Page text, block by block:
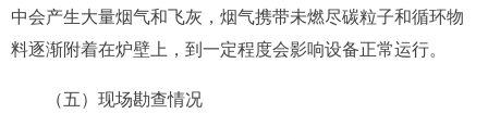
中会产生大量烟气和飞灰，烟气携带未燃尽碳粒子和循环物
料逐渐附着在炉壁上，到一定程度会影响设备正常运行。
（五）现场勘查情况